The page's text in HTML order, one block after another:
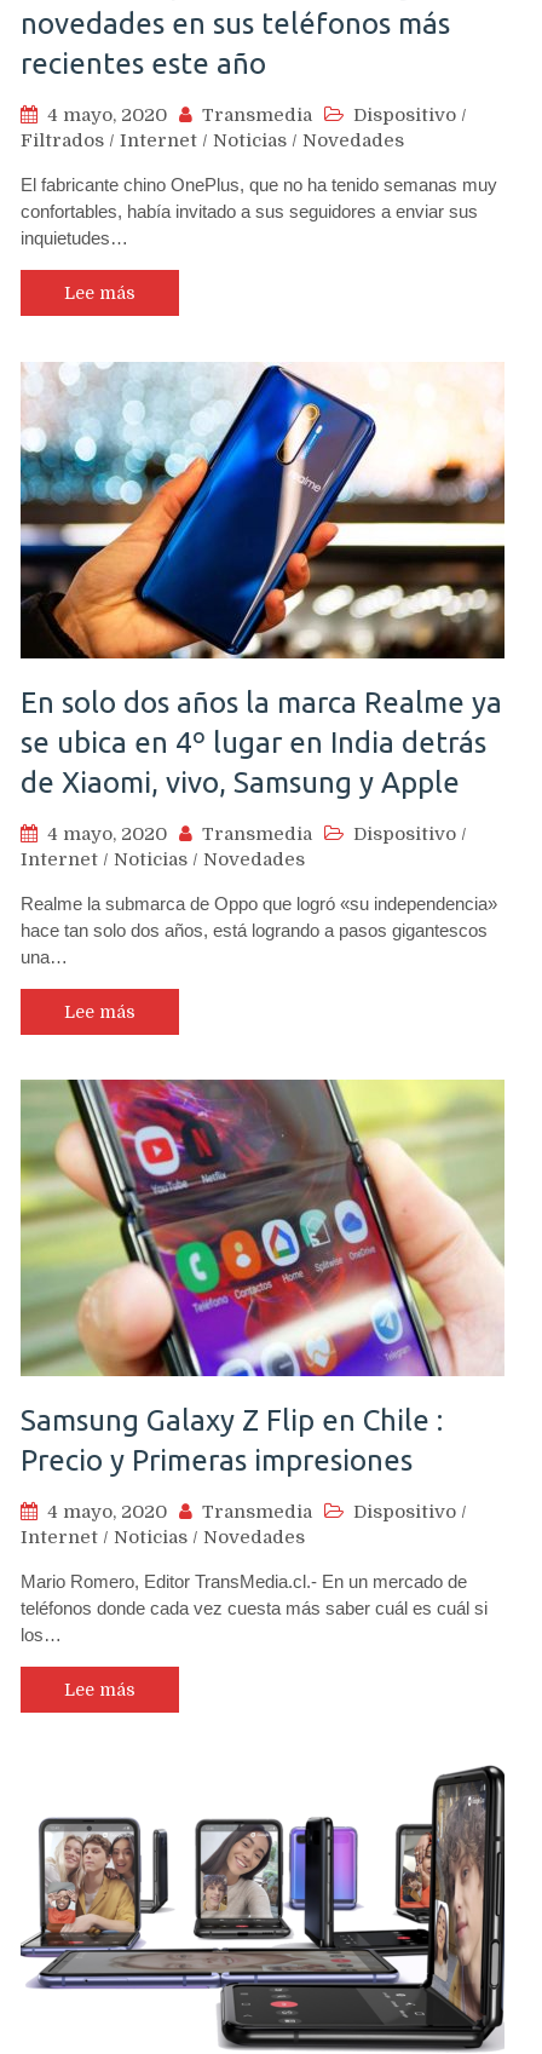
novedades en sus teléfonos más
recientes este año
4 mayo, 2020 Transmedia Dispositivo /
Filtrados / Internet / Noticias / Novedades
El fabricante chino OnePlus, que no ha tenido semanas muy
confortables, había invitado a sus seguidores a enviar sus
inquietudes…
Lee más
En solo dos años la marca Realme ya
se ubica en 4º lugar en India detrás
de Xiaomi, vivo, Samsung y Apple
4 mayo, 2020 Transmedia Dispositivo /
Internet / Noticias / Novedades
Realme la submarca de Oppo que logró «su independencia»
hace tan solo dos años, está logrando a pasos gigantescos
una…
Lee más
Samsung Galaxy Z Flip en Chile :
Precio y Primeras impresiones
4 mayo, 2020 Transmedia Dispositivo /
Internet / Noticias / Novedades
Mario Romero, Editor TransMedia.cl.- En un mercado de
teléfonos donde cada vez cuesta más saber cuál es cuál si
los…
Lee más